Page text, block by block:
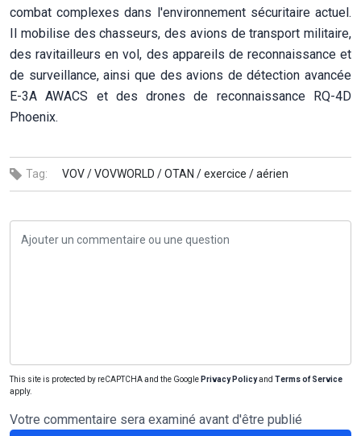
combat complexes dans l'environnement sécuritaire actuel.
Il mobilise des chasseurs, des avions de transport militaire,
des ravitailleurs en vol, des appareils de reconnaissance et
de surveillance, ainsi que des avions de détection avancée
E-3A AWACS et des drones de reconnaissance RQ-4D
Phoenix.
Tag: VOV /VOVWORLD /OTAN /exercice /aérien
This site is protected by reCAPTCHA and the Google Privacy Policyand Terms of Service
apply.
Votre commentaire sera examiné avant d'être publié